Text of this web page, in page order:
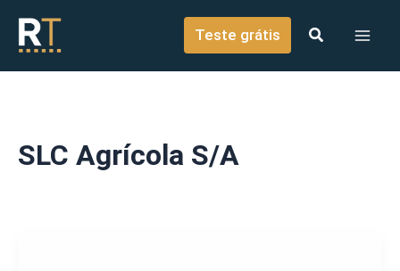
conteúdo
Teste grátis
SLC Agrícola S/A